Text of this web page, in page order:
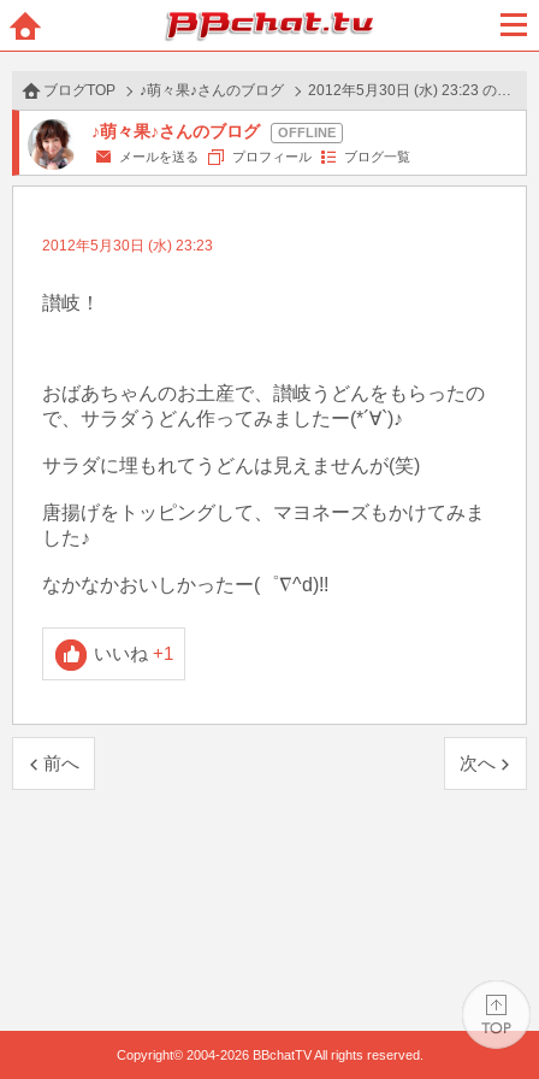
BBchatTV
ュー
ブログTOP ♪萌々果♪さんのブログ 2012年5月30日 (水) 23:23 の投稿
♪萌々果♪さんのブログ
メールを送る プロフィール ブログ一覧
2012年5月30日 (水) 23:23
讃岐！
おばあちゃんのお土産で、讃岐うどんをもらったの
で、サラダうどん作ってみましたー(*´∀`)♪
サラダに埋もれてうどんは見えませんが(笑)
唐揚げをトッピングして、マヨネーズもかけてみま
した♪
なかなかおいしかったー(゜∇^d)!!
いいね +1
前へ 次へ
Copyright© 2004-2026 BBchatTVAll rights reserved.